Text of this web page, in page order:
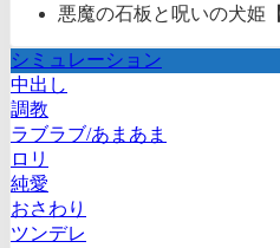
悪魔の石板と呪いの犬姫
シミュレーション
中出し
調教
ラブラブ/あまあま
ロリ
純愛
おさわり
ツンデレ